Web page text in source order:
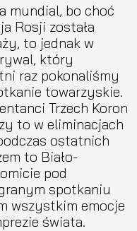
mundial, bo choć
Rosji została
to jednak w
który
raz pokonaliśmy
towarzyskie.
Trzech Koron
to w eliminacjach
ostatnich
to Biało-
pod
spotkaniu
wszystkim emocje
świata.